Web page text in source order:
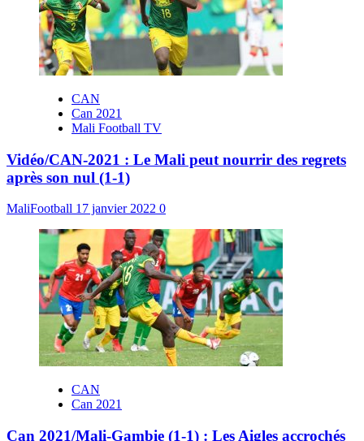
CAN
Can 2021
Mali Football TV
Vidéo/CAN-2021 : Le Mali peut nourrir des regrets
après son nul (1-1)
MaliFootball 17 janvier 2022 0
CAN
Can 2021
Can 2021/Mali-Gambie (1-1) : Les Aigles accrochés